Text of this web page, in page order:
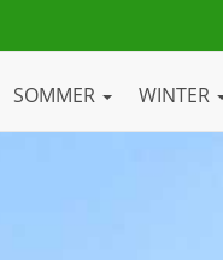
SOMMER WINTER